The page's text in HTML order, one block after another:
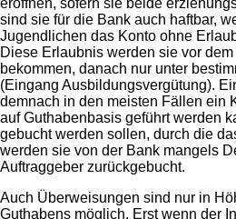
sind sie für die Bank auch haftbar,
Jugendlichen das Konto ohne
Diese Erlaubnis werden sie vor
bekommen, danach nur unter
(Eingang Ausbildungsvergütung).
demnach in den meisten Fällen ein
auf Guthabenbasis geführt werden
gebucht werden sollen, durch die
werden sie von der Bank mangels
Auftraggeber zurückgebucht.
Auch Überweisungen sind nur in
Guthabens möglich. Erst wenn der